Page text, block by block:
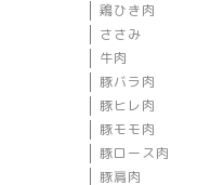
鶏ひき肉
ささみ
牛肉
豚バラ肉
豚ヒレ肉
豚モモ肉
豚ロース肉
豚肩肉